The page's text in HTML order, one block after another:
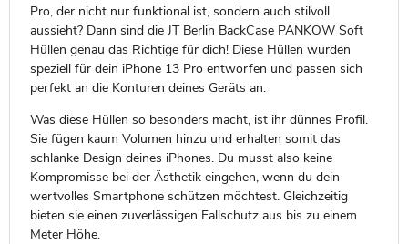
Pro, der nicht nur funktional ist, sondern auch stilvoll
aussieht? Dann sind die JT Berlin BackCase PANKOW Soft
Hüllen genau das Richtige für dich! Diese Hüllen wurden
speziell für dein iPhone 13 Pro entworfen und passen sich
perfekt an die Konturen deines Geräts an.
Was diese Hüllen so besonders macht, ist ihr dünnes Profil.
Sie fügen kaum Volumen hinzu und erhalten somit das
schlanke Design deines iPhones. Du musst also keine
Kompromisse bei der Ästhetik eingehen, wenn du dein
wertvolles Smartphone schützen möchtest. Gleichzeitig
bieten sie einen zuverlässigen Fallschutz aus bis zu einem
Meter Höhe.